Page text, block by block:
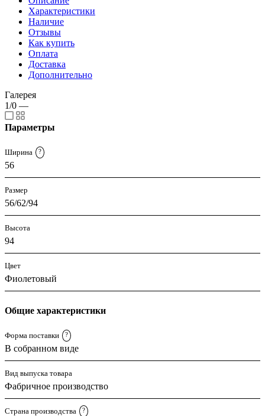
Характеристики
Наличие
Отзывы
Как купить
Оплата
Доставка
Дополнительно
Галерея
1/0 —
Параметры
Ширина ?
56
Размер
56/62/94
Высота
94
Цвет
Фиолетовый
Общие характеристики
Форма поставки ?
В собранном виде
Вид выпуска товара
Фабричное производство
Страна производства ?